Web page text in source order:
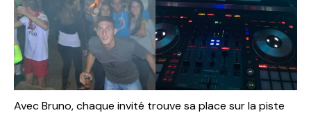
Avec Bruno, chaque invité trouve sa place sur la piste